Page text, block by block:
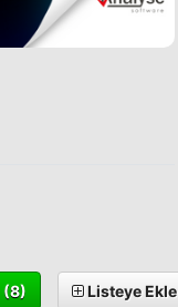
(8) Listeye Ekle